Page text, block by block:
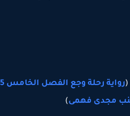
رواية رحلة وجع الفصل الخامس 5
مجدى فهمى)